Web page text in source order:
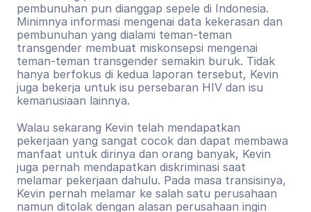
pembunuhan pun dianggap sepele di Indonesia.
Minimnya informasi mengenai data kekerasan dan
pembunuhan yang dialami teman-teman
transgender membuat miskonsepsi mengenai
teman-teman transgender semakin buruk. Tidak
hanya berfokus di kedua laporan tersebut, Kevin
juga bekerja untuk isu persebaran HIV dan isu
kemanusiaan lainnya.
Walau sekarang Kevin telah mendapatkan
pekerjaan yang sangat cocok dan dapat membawa
manfaat untuk dirinya dan orang banyak, Kevin
juga pernah mendapatkan diskriminasi saat
melamar pekerjaan dahulu. Pada masa transisinya,
Kevin pernah melamar ke salah satu perusahaan
namun ditolak dengan alasan perusahaan ingin